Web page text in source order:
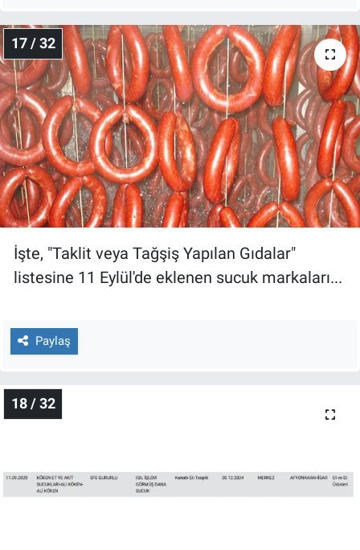
17 / 32
İşte, "Taklit veya Tağşiş Yapılan Gıdalar"
listesine 11 Eylül'de eklenen sucuk markaları...
Paylaş
18 / 32